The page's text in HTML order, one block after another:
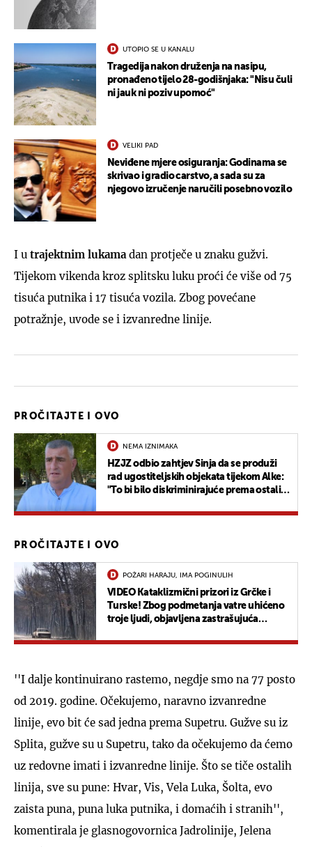
UTOPIO SE U KANALU
Tragedija nakon druženja na nasipu,
pronađeno tijelo 28-godišnjaka: "Nisu čuli
ni jauk ni poziv upomoć"
VELIKI PAD
Neviđene mjere osiguranja: Godinama se
skrivao i gradio carstvo, a sada su za
njegovo izručenje naručili posebno vozilo
I u trajektnim lukama dan protječe u znaku gužvi.
Tijekom vikenda kroz splitsku luku proći će više od 75
tisuća putnika i 17 tisuća vozila. Zbog povećane
potražnje, uvode se i izvanredne linije.
PROČITAJTE I OVO
NEMA IZNIMAKA
HZJZ odbio zahtjev Sinja da se produži
rad ugostiteljskih objekata tijekom Alke:
"To bi bilo diskriminirajuće prema ostalim
PROČITAJTE I OVO
POŽARI HARAJU, IMA POGINULIH
VIDEO Kataklizmični prizori iz Grčke i
Turske! Zbog podmetanja vatre uhićeno
troje ljudi, objavljena zastrašujuća
''I dalje kontinuirano rastemo, negdje smo na 77 posto
od 2019. godine. Očekujemo, naravno izvanredne
linije, evo bit će sad jedna prema Supetru. Gužve su iz
Splita, gužve su u Supetru, tako da očekujemo da ćemo
uz redovne imati i izvanredne linije. Što se tiče ostalih
linija, sve su pune: Hvar, Vis, Vela Luka, Šolta, evo
zaista puna, puna luka putnika, i domaćih i stranih'',
komentirala je glasnogovornica Jadrolinije, Jelena